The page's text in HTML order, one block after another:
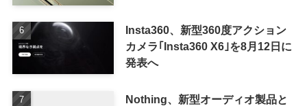
Insta360、新型360度アクション
カメラ｢Insta360 X6｣を8月12日に
発表へ
Nothing、新型オーディオ製品と